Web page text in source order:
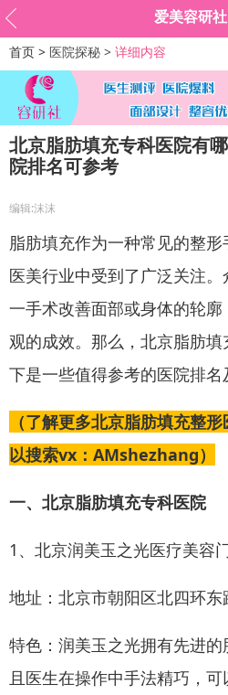
爱美容研社
首页 > 医院探秘 > 详细内容
北京脂肪填充专科医院有
院排名可参考
编辑:沫沫
脂肪填充作为一种常见的整
医美行业中受到了广泛关注
一手术改善面部或身体的轮
观的成效。那么，北京脂肪
下是一些值得参考的医院排名
（了解更多北京脂肪填充整
以搜索vx：AMshezhang）
一、北京脂肪填充专科医院
1、北京润美玉之光医疗美容
地址：北京市朝阳区北四环东
特色：润美玉之光拥有先进
且医生在操作中手法精巧，